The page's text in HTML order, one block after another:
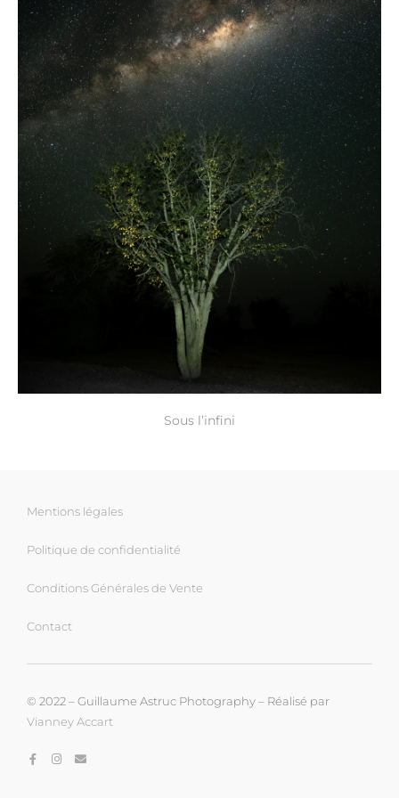
Sous l’infini
Mentions légales
Politique de confidentialité
Conditions Générales de Vente
Contact
© 2022 – Guillaume Astruc Photography – Réalisé par
Vianney Accart